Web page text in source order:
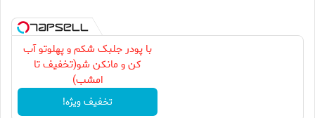
با پودر جلبک شکم و پهلوتو آب
کن و مانکن شو(تخفیف تا
امشب)
تخفیف ویژه!